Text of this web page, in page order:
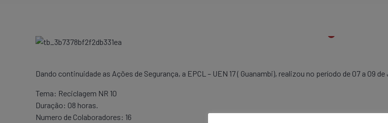
Dando continuidade as Ações de Segurança, a EPCL – UEN 17 ( Guanambi), realizou no período de 07 a 09
Tema: Reciclagem NR 10
Duração: 08 horas.
Numero de Colaboradores: 16